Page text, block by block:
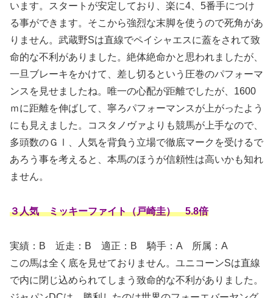
います。スタートが安定しており、楽に4、5番手につけ
る事ができます。そこから強烈な末脚を使うので死角があ
りません。武蔵野Sは直線でペイシャエスに蓋をされて致
命的な不利がありました。絶体絶命かと思われましたが、
一旦ブレーキをかけて、差し切るという圧巻のパフォーマ
ンスを見せましたね。唯一の心配が距離でしたが、1600
ｍに距離を伸ばして、寧ろパフォーマンスが上がったよう
にも見えました。コスタノヴァよりも競馬が上手なので、
多頭数のＧⅠ、人気を背負う立場で徹底マークを受けるで
あろう事を考えると、本馬のほうが信頼性は高いかも知れ
ません。
３人気 ミッキーファイト（戸崎圭） 5.8倍
実績：B 近走：B 適正：B 騎手：A 所属：A
この馬は全く底を見せておりません。ユニコーンSは直線
で内に閉じ込められてしまう致命的な不利がありました。